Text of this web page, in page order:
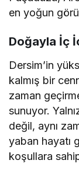
en yoğun
Doğayla İç
Dersim’in
kalmış bir
zaman
sunuyor.
değil, aynı
yaban hayatı
koşullara